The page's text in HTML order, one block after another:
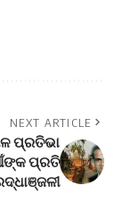
NEXT ARTICLE
ପ୍ରତିଭା
ପ୍ରତି